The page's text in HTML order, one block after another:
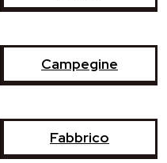
Campegine
Fabbrico